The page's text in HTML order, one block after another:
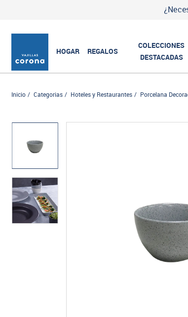
HOGAR REGALOS
COLECCIONES
DESTACADAS
Inicio Categorias Hoteles y Restaurantes Porcelana